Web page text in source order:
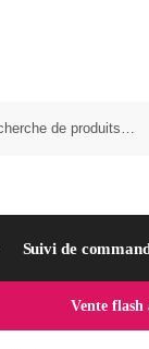
Suivi de
Vente flash